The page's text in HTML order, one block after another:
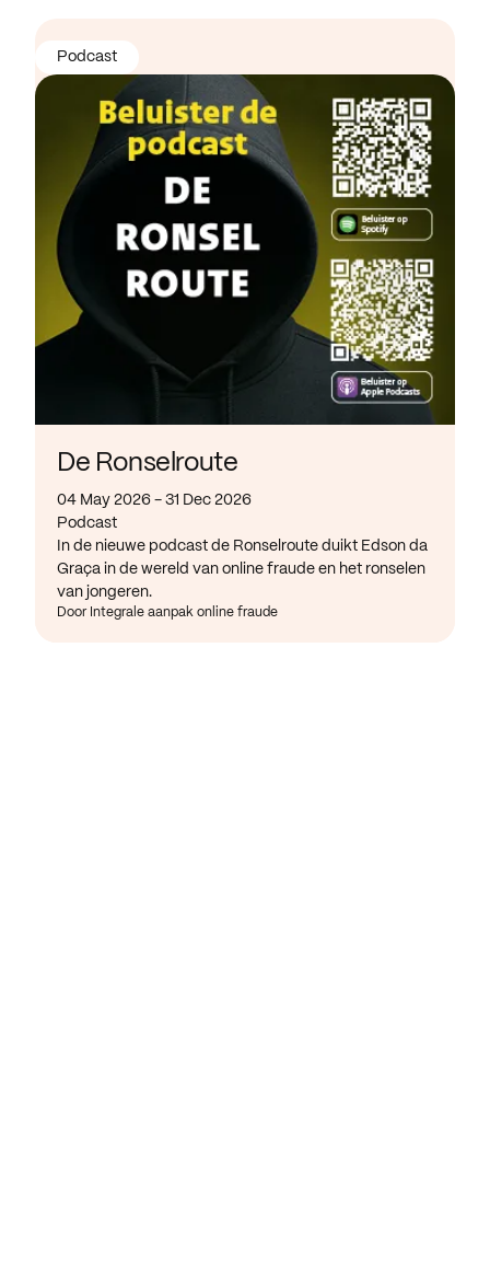
De Ronselroute
04 May 2026 - 31 Dec 2026
Podcast
In de nieuwe podcast de Ronselroute duikt Edson da
Graça in de wereld van online fraude en het ronselen
van jongeren.
Door Integrale aanpak online fraude
Podcast